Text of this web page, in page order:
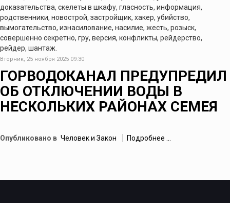
доказательства, скелеты в шкафу, гласность, информация,
родственники, новострой, застройщик, хакер, убийство,
вымогательство, изнасилование, насилие, жесть, розыск,
совершенно секретно, гру, версия, конфликты, рейдерство,
рейдер, шантаж.
Вторник, 25 ноября 2025 09:30
ГОРВОДОКАНАЛ ПРЕДУПРЕДИЛ
ОБ ОТКЛЮЧЕНИИ ВОДЫ В
НЕСКОЛЬКИХ РАЙОНАХ СЕМЕЯ
Опубликовано в Человек и Закон Подробнее ...